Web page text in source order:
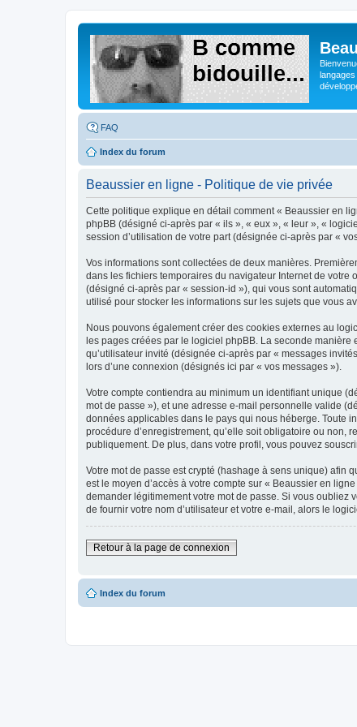
FAQ
Index du forum
Beaussier en ligne - Politique de vie privée
Cette politique explique en détail comment « Beaussier en
phpBB (désigné ci-après par « ils », « eux », « leur », «
session d’utilisation de votre part (désignée ci-après par «
Vos informations sont collectées de deux manières.
dans les fichiers temporaires du navigateur Internet de
(désigné ci-après par « session-id »), qui vous sont
utilisé pour stocker les informations sur les sujets que vous
Nous pouvons également créer des cookies externes au
les pages créées par le logiciel phpBB. La seconde manière
qu’utilisateur invité (désignée ci-après par « messages
lors d’une connexion (désignés ici par « vos messages »).
Votre compte contiendra au minimum un identifiant unique
mot de passe »), et une adresse e-mail personnelle valide
données applicables dans le pays qui nous héberge. Toute
procédure d’enregistrement, qu’elle soit obligatoire ou non,
publiquement. De plus, dans votre profil, vous pouvez
Votre mot de passe est crypté (hashage à sens unique) afin
est le moyen d’accès à votre compte sur « Beaussier en
demander légitimement votre mot de passe. Si vous oubliez
de fournir votre nom d’utilisateur et votre e-mail, alors le
Retour à la page de connexion
Index du forum